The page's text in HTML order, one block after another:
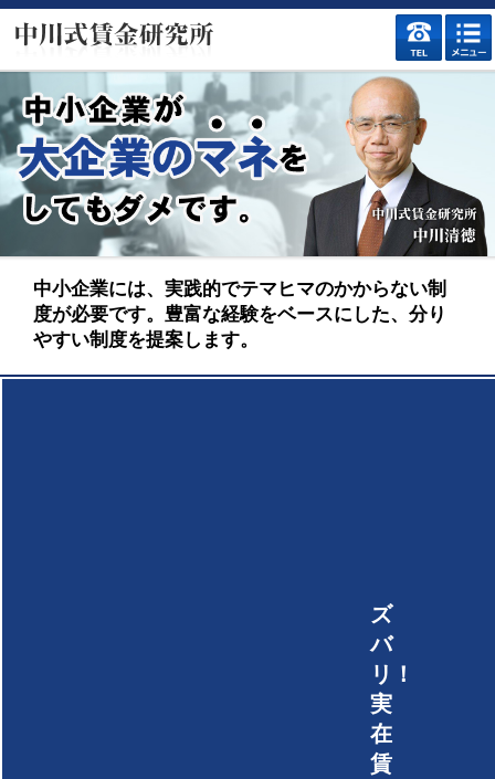
中小企業には、実践的でテマヒマのかからない制
度が必要です。豊富な経験をベースにした、分り
やすい制度を提案します。
ズ
バ
リ！
実
在
賃